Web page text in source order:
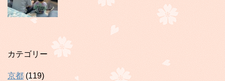
カテゴリー
京都 (119)